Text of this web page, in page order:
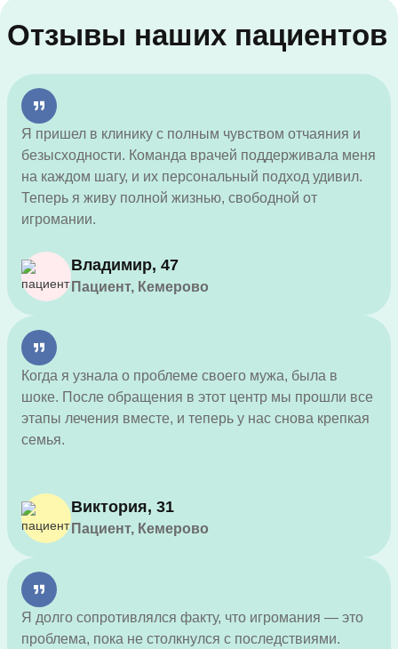
Отзывы наших пациентов
Я пришел в клинику с полным чувством отчаяния и
безысходности. Команда врачей поддерживала меня
на каждом шагу, и их персональный подход удивил.
Теперь я живу полной жизнью, свободной от
игромании.
Владимир, 47
Пациент, Кемерово
Когда я узнала о проблеме своего мужа, была в
шоке. После обращения в этот центр мы прошли все
этапы лечения вместе, и теперь у нас снова крепкая
семья.
Виктория, 31
Пациент, Кемерово
Я долго сопротивлялся факту, что игромания — это
проблема, пока не столкнулся с последствиями.